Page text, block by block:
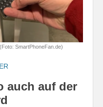
SmartPhoneFan.de)
auch auf der